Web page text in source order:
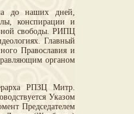
до наших дней,
конспирации и
свободы. РИПЦ
Главный
Православия и
органом
РПЗЦ Митр.
Указом
Председателем